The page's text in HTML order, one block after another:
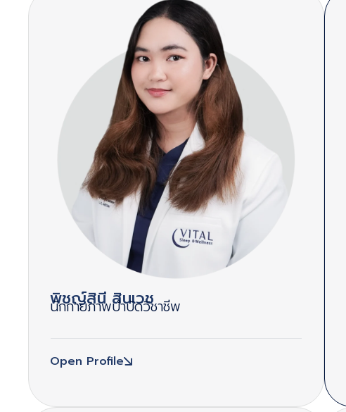
พิชญ์สินี สินเวช
นักกายภาพบำบัดวิชาชีพ
Open Profile